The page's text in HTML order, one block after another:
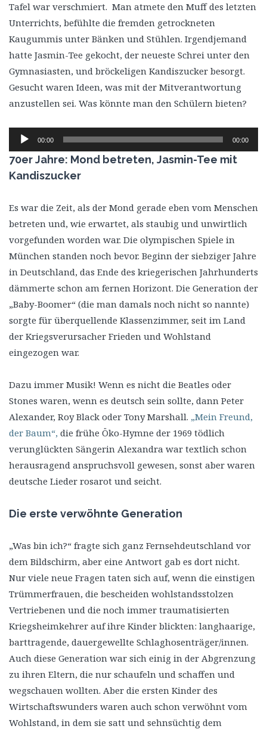
Tafel war verschmiert. Man atmete den Muff des letzten
Unterrichts, befühlte die fremden getrockneten
Kaugummis unter Bänken und Stühlen. Irgendjemand
hatte Jasmin-Tee gekocht, der neueste Schrei unter den
Gymnasiasten, und bröckeligen Kandiszucker besorgt.
Gesucht waren Ideen, was mit der Mitverantwortung
anzustellen sei. Was könnte man den Schülern bieten?
Audio-
Player
00:00 00:00
70er Jahre: Mond betreten, Jasmin-Tee mit
Kandiszucker
Es war die Zeit, als der Mond gerade eben vom Menschen
betreten und, wie erwartet, als staubig und unwirtlich
vorgefunden worden war. Die olympischen Spiele in
München standen noch bevor. Beginn der siebziger Jahre
in Deutschland, das Ende des kriegerischen Jahrhunderts
dämmerte schon am fernen Horizont. Die Generation der
„Baby-Boomer“ (die man damals noch nicht so nannte)
sorgte für überquellende Klassenzimmer, seit im Land
der Kriegsverursacher Frieden und Wohlstand
eingezogen war.
Dazu immer Musik! Wenn es nicht die Beatles oder
Stones waren, wenn es deutsch sein sollte, dann Peter
Alexander, Roy Black oder Tony Marshall. „Mein Freund,
der Baum“, die frühe Öko-Hymne der 1969 tödlich
verunglückten Sängerin Alexandra war textlich schon
herausragend anspruchsvoll gewesen, sonst aber waren
deutsche Lieder rosarot und seicht.
Die erste verwöhnte Generation
„Was bin ich?“ fragte sich ganz Fernsehdeutschland vor
dem Bildschirm, aber eine Antwort gab es dort nicht.
Nur viele neue Fragen taten sich auf, wenn die einstigen
Trümmerfrauen, die bescheiden wohlstandsstolzen
Vertriebenen und die noch immer traumatisierten
Kriegsheimkehrer auf ihre Kinder blickten: langhaarige,
barttragende, dauergewellte Schlaghosenträger/innen.
Auch diese Generation war sich einig in der Abgrenzung
zu ihren Eltern, die nur schaufeln und schaffen und
wegschauen wollten. Aber die ersten Kinder des
Wirtschaftswunders waren auch schon verwöhnt vom
Wohlstand, in dem sie satt und sehnsüchtig dem